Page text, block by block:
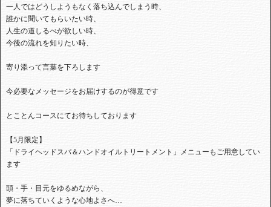
一人ではどうしようもなく落ち込んでしまう時、
誰かに聞いてもらいたい時、
人生の道しるべが欲しい時、
今後の流れを知りたい時、
寄り添って言葉を下ろします
今必要なメッセージをお届けするのが得意です
とことんコースにてお待ちしております
【5月限定】
「ドライヘッドスパ＆ハンドオイルトリートメント」メニューもご用意してい
ます
頭・手・目元をゆるめながら、
夢に落ちていくような心地よさへ…